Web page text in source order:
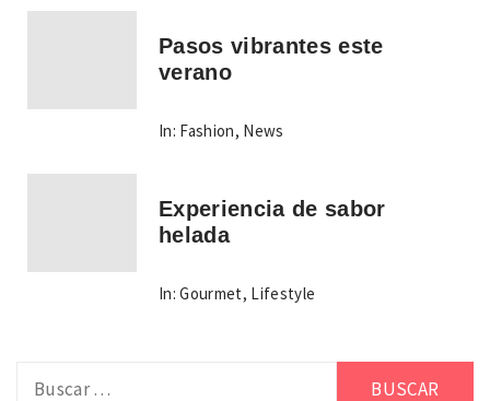
Pasos vibrantes este
verano
In: Fashion, News
Experiencia de sabor
helada
In: Gourmet, Lifestyle